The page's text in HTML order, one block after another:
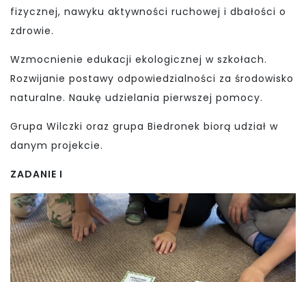
fizycznej, nawyku aktywności ruchowej i dbałości o
zdrowie.
Wzmocnienie edukacji ekologicznej w szkołach.
Rozwijanie postawy odpowiedzialności za środowisko
naturalne. Naukę udzielania pierwszej pomocy.
Grupa Wilczki oraz grupa Biedronek biorą udział w
danym projekcie.
ZADANIE I